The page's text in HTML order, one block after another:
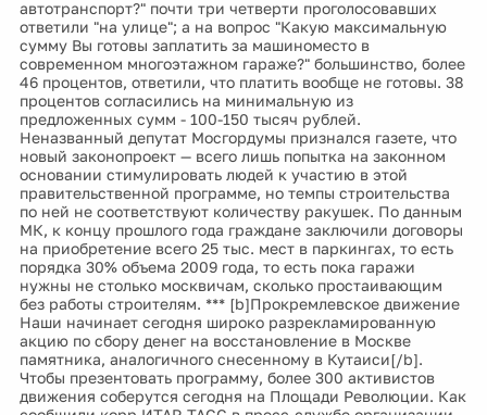
автотранспорт?" почти три четверти проголосовавших
ответили "на улице"; а на вопрос "Какую максимальную
сумму Вы готовы заплатить за машиноместо в
современном многоэтажном гараже?" большинство, более
46 процентов, ответили, что платить вообще не готовы. 38
процентов согласились на минимальную из
предложенных сумм - 100-150 тысяч рублей.
Неназванный депутат Мосгордумы признался газете, что
новый законопроект — всего лишь попытка на законном
основании стимулировать людей к участию в этой
правительственной программе, но темпы строительства
по ней не соответствуют количеству ракушек. По данным
МК, к концу прошлого года граждане заключили договоры
на приобретение всего 25 тыс. мест в паркингах, то есть
порядка 30% объема 2009 года, то есть пока гаражи
нужны не столько москвичам, сколько простаивающим
без работы строителям. *** [b]Прокремлевское движение
Наши начинает сегодня широко разрекламированную
акцию по сбору денег на восстановление в Москве
памятника, аналогичного снесенному в Кутаиси[/b].
Чтобы презентовать программу, более 300 активистов
движения соберутся сегодня на Площади Революции. Как